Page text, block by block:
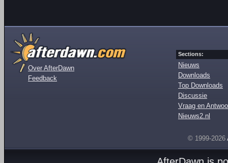
Over AfterDawn
Feedback
Sections:
Nieuws
Downloads
Top Downloads
Discussie
Vraag en
Nieuws2.nl
© 1999-2026